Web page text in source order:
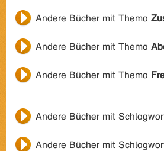
Andere Bücher mit Thema
Andere Bücher mit Thema
Andere Bücher mit Thema
Andere Bücher mit
Andere Bücher mit